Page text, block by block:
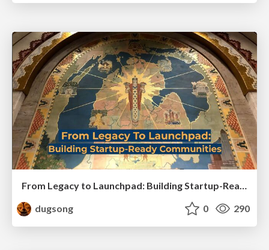
From Legacy to Launchpad: Building Startup-Ready Communities
dugsong
0 290